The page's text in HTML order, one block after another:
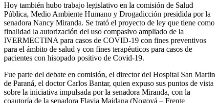
Hoy también hubo trabajo legislativo en la comisión de Salud
Pública, Medio Ambiente Humano y Drogadicción presidida por la
senadora Nancy Miranda. Se trató el proyecto de ley que tiene como
finalidad la autorización del uso compasivo ampliado de la
IVERMECTINA para casos de COVID-19 con fines preventivos
para el ámbito de salud y con fines terapéuticos para casos de
pacientes con hisopado positivo de Covid-19.
Fue parte del debate en comisión, el director del Hospital San Martin
de Paraná, el doctor Carlos Bantar, quien expuso sus puntos de vista
sobre la iniciativa impulsada por la senadora Miranda, con la
coautoría de la senadora Flavia Maidana (Nogoyá – Frente